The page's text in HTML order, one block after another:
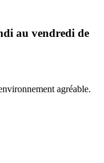
au vendredi de
agréable.